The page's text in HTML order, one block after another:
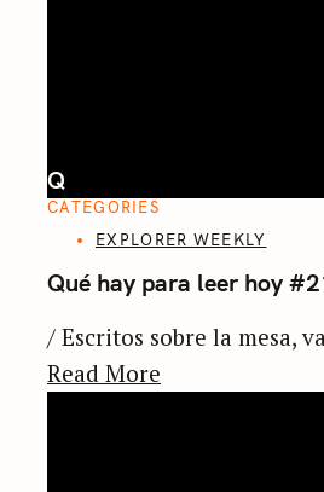
Q
CATEGORIES
EXPLORER WEEKLY
Qué hay para leer hoy
/ Escritos sobre la mesa,
Read More